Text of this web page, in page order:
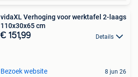
vidaXL Verhoging voor werktafel 2-laags
110x30x65 cm
€ 151,99 Details
Bezoek website 8 jun 26